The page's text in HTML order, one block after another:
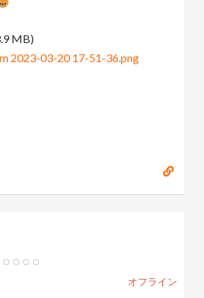
MB)
2023-03-20 17-51-36.png
オフライン